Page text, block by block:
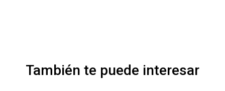
También te puede interesar